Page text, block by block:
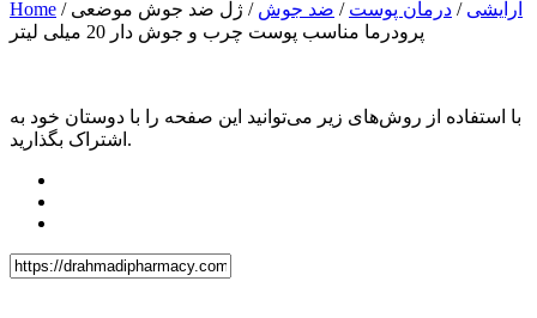
Home / آرایشی / درمان پوست / ضد جوش / ژل ضد جوش موضعی
پرودرما مناسب پوست چرب و جوش دار 20 میلی لیتر
با استفاده از روش‌های زیر می‌توانید این صفحه را با دوستان خود به
اشتراک بگذارید.